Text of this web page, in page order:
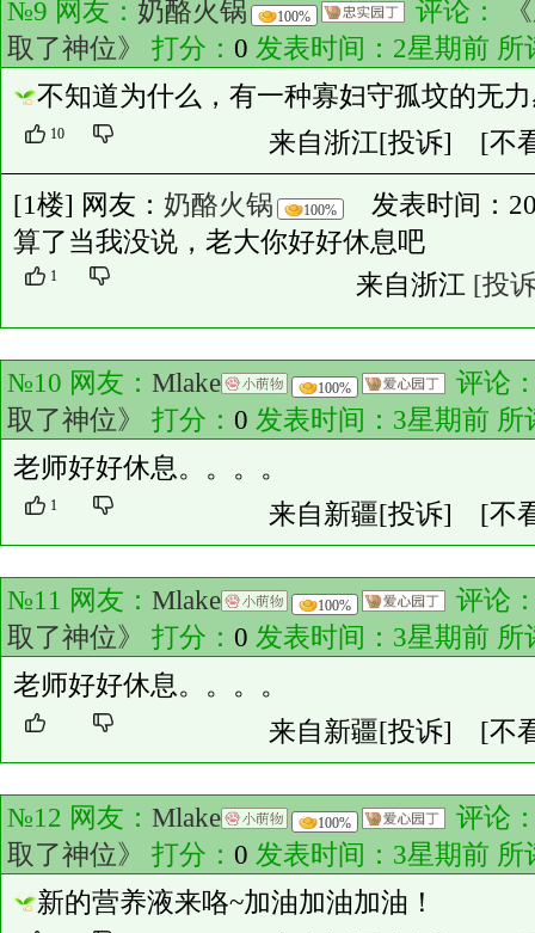
№9 网友： 奶酪火锅 100% 评论：
取了神位》
打分： 0 发表时间：2星期前 所
不知道为什么，有一种寡妇守孤坟的无
10 来自浙江[投诉] [不
[1楼] 网友： 奶酪火锅 100%
发表时间：
算了当我没说，老大你好好休息吧
1 来自浙江 [投
№10 网友： Mlake 100%
评论
取了神位》
打分： 0 发表时间：3星期前 所
老师好好休息。。。。
1 来自新疆[投诉] [不
№11 网友： Mlake 100%
评论
取了神位》
打分： 0 发表时间：3星期前 所
老师好好休息。。。。
来自新疆[投诉] [不
№12 网友： Mlake 100%
评论
取了神位》
打分： 0 发表时间：3星期前 所
新的营养液来咯~加油加油加油！